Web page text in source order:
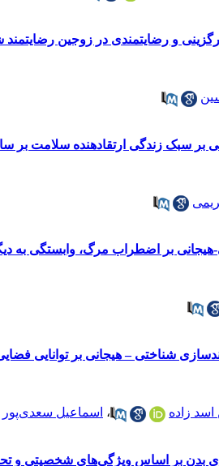
و رضایتمندی در زوجین رضایتمند
بر سبک زندگی ارتقادهنده سلامت بر
هیجانی بر اضطراب مرگ، وابستگی به
شناختی – هیجانی بر توانایی
زاده ، اسماعیل سعدی‌پور
بدن بر اساس ویژگی‌های شخصیتی و